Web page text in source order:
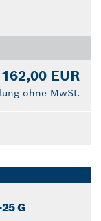
162,00 EUR
ohne MwSt.
G